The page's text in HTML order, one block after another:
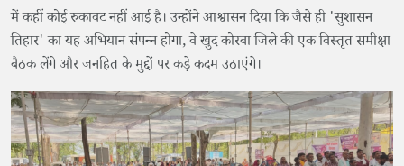
में कहीं कोई रुकावट नहीं आई है। उन्होंने आश्वासन दिया कि जैसे ही 'सुशासन
तिहार' का यह अभियान संपन्न होगा, वे खुद कोरबा जिले की एक विस्तृत समीक्षा
बैठक लेंगे और जनहित के मुद्दों पर कड़े कदम उठाएंगे।